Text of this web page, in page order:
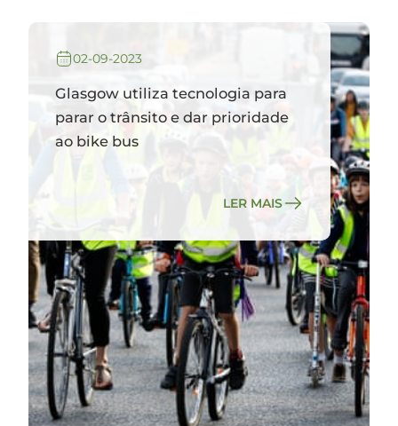
02-09-2023
Glasgow utiliza tecnologia para
parar o trânsito e dar prioridade
ao bike bus
LER MAIS